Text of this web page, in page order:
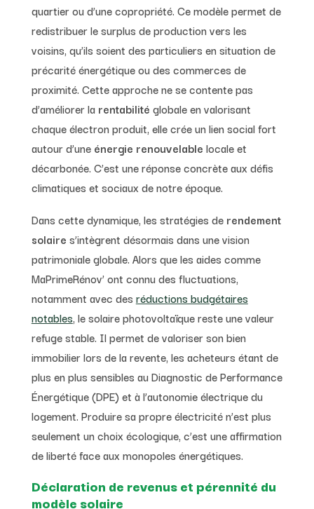
quartier ou d’une copropriété. Ce modèle permet de
redistribuer le surplus de production vers les
voisins, qu’ils soient des particuliers en situation de
précarité énergétique ou des commerces de
proximité. Cette approche ne se contente pas
d’améliorer la rentabilité globale en valorisant
chaque électron produit, elle crée un lien social fort
autour d’une énergie renouvelable locale et
décarbonée. C’est une réponse concrète aux défis
climatiques et sociaux de notre époque.
Dans cette dynamique, les stratégies de rendement
solaire s’intègrent désormais dans une vision
patrimoniale globale. Alors que les aides comme
MaPrimeRénov’ ont connu des fluctuations,
notamment avec des réductions budgétaires
notables, le solaire photovoltaïque reste une valeur
refuge stable. Il permet de valoriser son bien
immobilier lors de la revente, les acheteurs étant de
plus en plus sensibles au Diagnostic de Performance
Énergétique (DPE) et à l’autonomie électrique du
logement. Produire sa propre électricité n’est plus
seulement un choix écologique, c’est une affirmation
de liberté face aux monopoles énergétiques.
Déclaration de revenus et pérennité du
modèle solaire